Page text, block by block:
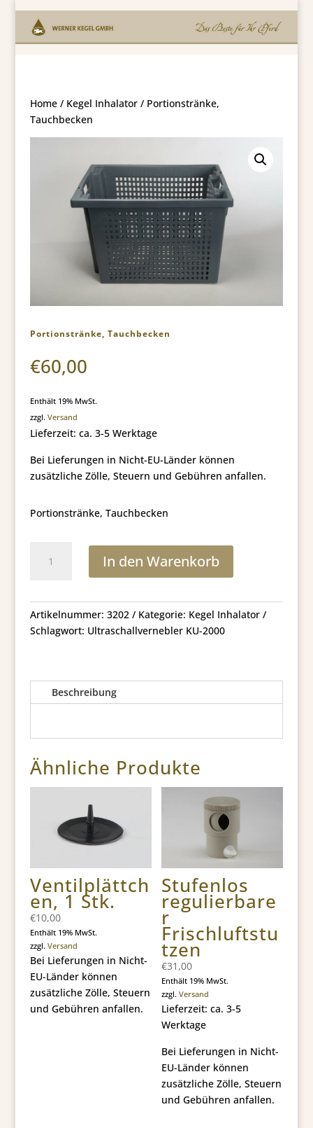
Home/ Kegel Inhalator/ Portionstränke,
Tauchbecken
Portionstränke, Tauchbecken
€60,00
Enthält 19% MwSt.
zzgl. Versand
Lieferzeit: ca. 3-5 Werktage
Bei Lieferungen in Nicht-EU-Länder können
zusätzliche Zölle, Steuern und Gebühren anfallen.
Portionstränke, Tauchbecken
Portionstränke,
Tauchbecken
In den Warenkorb
Artikelnummer: 3202 Kategorie: Kegel Inhalator
Schlagwort: Ultraschallvernebler KU-2000
Beschreibung
Ähnliche Produkte
Ventilplättch
en, 1 Stk.
€10,00
Enthält 19% MwSt.
zzgl. Versand
Bei Lieferungen in Nicht-
EU-Länder können
zusätzliche Zölle, Steuern
und Gebühren anfallen.
Stufenlos
regulierbare
r
Frischluftstu
tzen
€31,00
Enthält 19% MwSt.
zzgl.Versand
Lieferzeit: ca. 3-5
Werktage
Bei Lieferungen in Nicht-
EU-Länder können
zusätzliche Zölle, Steuern
und Gebühren anfallen.